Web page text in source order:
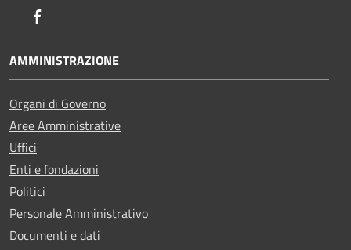
AMMINISTRAZIONE
Organi di Governo
Aree Amministrative
Uffici
Enti e fondazioni
Politici
Personale Amministrativo
Documenti e dati